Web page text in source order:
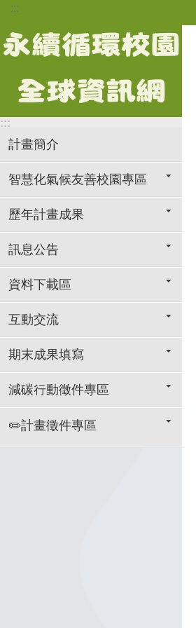
跳到主要內容區塊
:::
:::
計畫簡介
智慧化氣候友善校園專區
歷年計畫成果
訊息公告
資料下載區
互動交流
期末成果填寫
減碳行動徵件專區
✏️計畫徵件專區